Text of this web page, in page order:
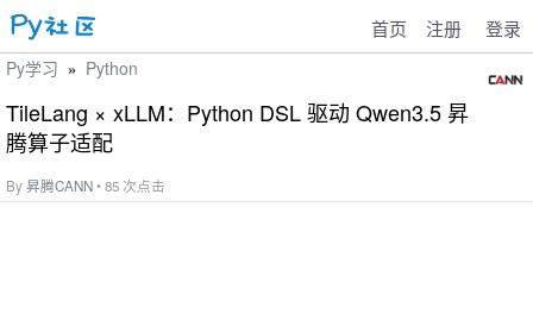
首页 注册 登录
Py学习 » Python
TileLang × xLLM：Python DSL 驱动 Qwen3.5 昇
腾算子适配
By昇腾CANN• 85 次点击